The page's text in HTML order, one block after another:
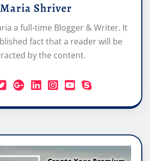
Maria Shriver
a full-time Blogger & Writer. It
fact that a reader will be
by the content.